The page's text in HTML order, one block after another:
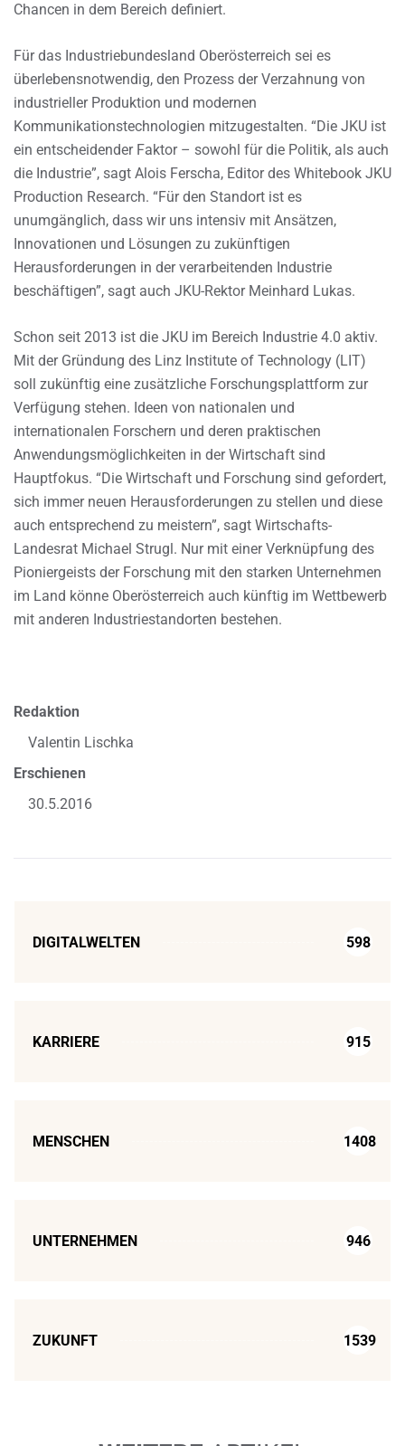
Chancen in dem Bereich definiert.
Für das Industriebundesland Oberösterreich sei es
überlebensnotwendig, den Prozess der Verzahnung von
industrieller Produktion und modernen
Kommunikationstechnologien mitzugestalten. “Die JKU ist
ein entscheidender Faktor – sowohl für die Politik, als auch
die Industrie”, sagt Alois Ferscha, Editor des Whitebook JKU
Production Research. “Für den Standort ist es
unumgänglich, dass wir uns intensiv mit Ansätzen,
Innovationen und Lösungen zu zukünftigen
Herausforderungen in der verarbeitenden Industrie
beschäftigen”, sagt auch JKU-Rektor Meinhard Lukas.
Schon seit 2013 ist die JKU im Bereich Industrie 4.0 aktiv.
Mit der Gründung des Linz Institute of Technology (LIT)
soll zukünftig eine zusätzliche Forschungsplattform zur
Verfügung stehen. Ideen von nationalen und
internationalen Forschern und deren praktischen
Anwendungsmöglichkeiten in der Wirtschaft sind
Hauptfokus. “Die Wirtschaft und Forschung sind gefordert,
sich immer neuen Herausforderungen zu stellen und diese
auch entsprechend zu meistern”, sagt Wirtschafts-
Landesrat Michael Strugl. Nur mit einer Verknüpfung des
Pioniergeists der Forschung mit den starken Unternehmen
im Land könne Oberösterreich auch künftig im Wettbewerb
mit anderen Industriestandorten bestehen.
Redaktion
Valentin Lischka
Erschienen
30.5.2016
DIGITALWELTEN 598
KARRIERE 915
MENSCHEN 1408
UNTERNEHMEN 946
ZUKUNFT 1539